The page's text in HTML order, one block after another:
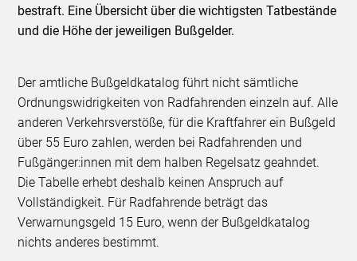
bestraft. Eine Übersicht über die wichtigsten Tatbestände
und die Höhe der jeweiligen Bußgelder.
Der amtliche Bußgeldkatalog führt nicht sämtliche
Ordnungswidrigkeiten von Radfahrenden einzeln auf. Alle
anderen Verkehrsverstöße, für die Kraftfahrer ein Bußgeld
über 55 Euro zahlen, werden bei Radfahrenden und
Fußgänger:innen mit dem halben Regelsatz geahndet.
Die Tabelle erhebt deshalb keinen Anspruch auf
Vollständigkeit. Für Radfahrende beträgt das
Verwarnungsgeld 15 Euro, wenn der Bußgeldkatalog
nichts anderes bestimmt.